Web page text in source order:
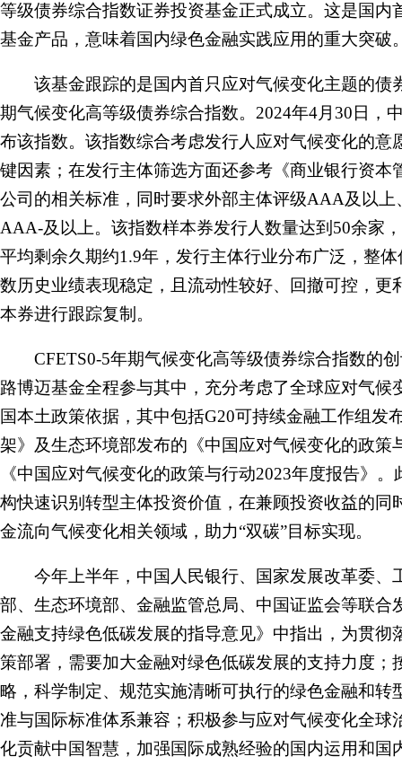
等级债券综合指数证券投资基金正式成立。这是国内
基金产品，意味着国内绿色金融实践应用的重大突破
该基金跟踪的是国内首只应对气候变化主题的债
期气候变化高等级债券综合指数。2024年4月30日，
布该指数。该指数综合考虑发行人应对气候变化的意
键因素；在发行主体筛选方面还参考《商业银行资本
公司的相关标准，同时要求外部主体评级AAA及以上
AAA-及以上。该指数样本券发行人数量达到50余家
平均剩余久期约1.9年，发行主体行业分布广泛，整
数历史业绩表现稳定，且流动性较好、回撤可控，更
本券进行跟踪复制。
CFETS0-5年期气候变化高等级债券综合指数的创
路博迈基金全程参与其中，充分考虑了全球应对气候
国本土政策依据，其中包括G20可持续金融工作组发
架》及生态环境部发布的《中国应对气候变化的政策
《中国应对气候变化的政策与行动2023年度报告》
构快速识别转型主体投资价值，在兼顾投资收益的同
金流向气候变化相关领域，助力“双碳”目标实现。
今年上半年，中国人民银行、国家发展改革委、
部、生态环境部、金融监管总局、中国证监会等联合
金融支持绿色低碳发展的指导意见》中指出，为贯彻
策部署，需要加大金融对绿色低碳发展的支持力度；
略，科学制定、规范实施清晰可执行的绿色金融和转
准与国际标准体系兼容；积极参与应对气候变化全球
化贡献中国智慧，加强国际成熟经验的国内运用和国